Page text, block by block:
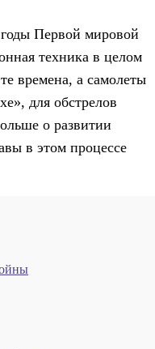
Первой мировой
техника в целом
времена, а самолеты
для обстрелов
о развитии
в этом процессе